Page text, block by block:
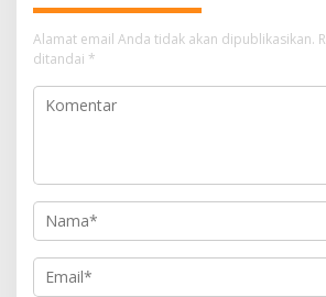
Alamat email Anda tidak akan dipublikasikan.
ditandai *